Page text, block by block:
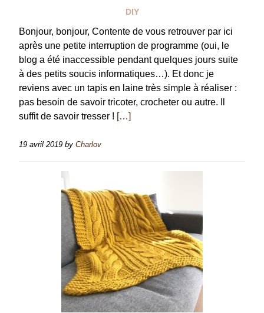
DIY
Bonjour, bonjour, Contente de vous retrouver par ici
après une petite interruption de programme (oui, le
blog a été inaccessible pendant quelques jours suite
à des petits soucis informatiques…). Et donc je
reviens avec un tapis en laine très simple à réaliser :
pas besoin de savoir tricoter, crocheter ou autre. Il
suffit de savoir tresser ! […]
19 avril 2019 by Charlov